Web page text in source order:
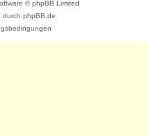
© phpBB Limited
durch phpBB.de